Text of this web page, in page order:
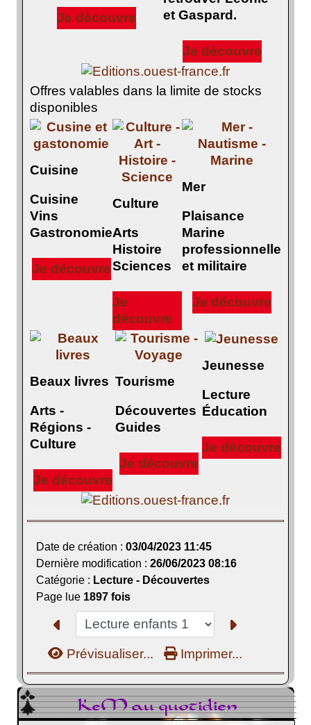
KeM au quotidien
Je découvre
et Gaspard.
Je découvre
Offres valables dans la limite de stocks
disponibles
Cuisine
Cuisine
Vins
Gastronomie
Je découvre
Culture
Arts
Histoire
Sciences
Je
découvre
Mer
Plaisance
Marine
professionnelle
et militaire
Je découvre
Beaux livres
Arts -
Régions -
Culture
Je découvre
Tourisme
Découvertes
Guides
Je découvre
Jeunesse
Lecture
Éducation
Je découvre
Date de création : 03/04/2023 11:45
Dernière modification : 26/06/2023 08:16
Catégorie : Lecture - Découvertes
Page lue 1897 fois
Prévisualiser... Imprimer...